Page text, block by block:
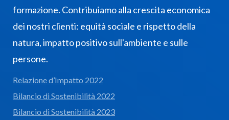
formazione. Contribuiamo alla crescita economica
dei nostri clienti: equità sociale e rispetto della
natura, impatto positivo sull'ambiente e sulle
persone.
Relazione d’Impatto 2022
Bilancio di Sostenibilità 2022
Bilancio di Sostenibilità 2023